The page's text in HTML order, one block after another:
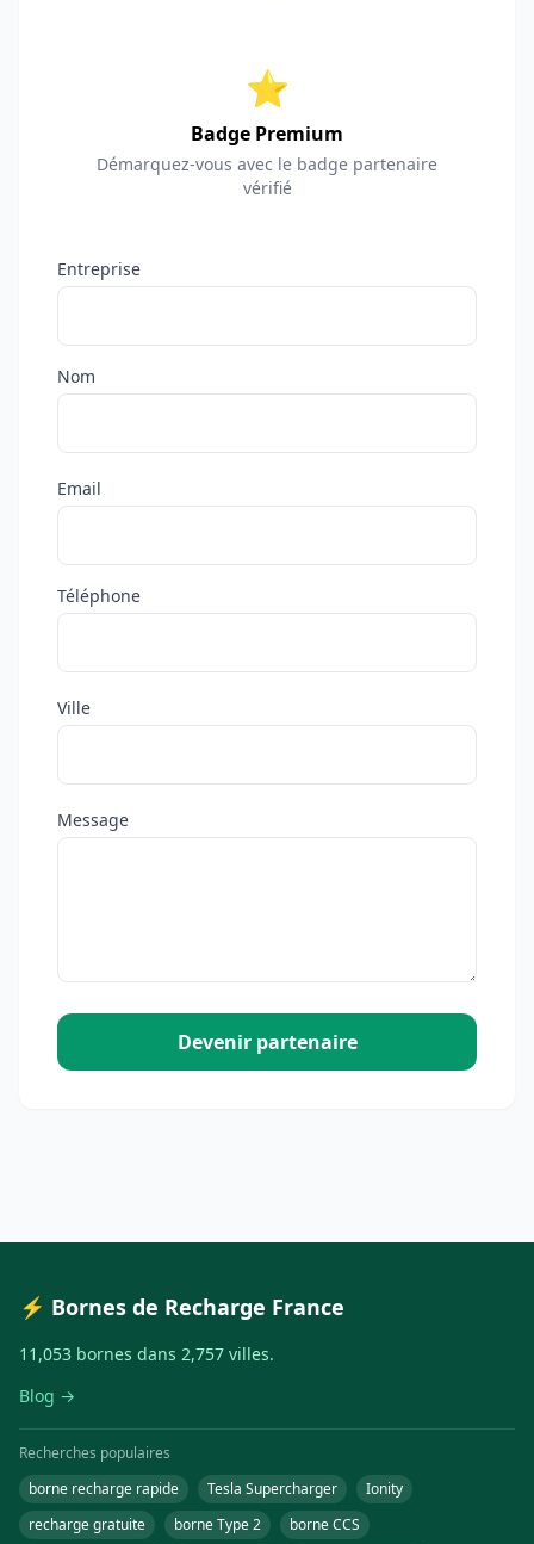
⭐
Badge Premium
Démarquez-vous avec le badge partenaire
vérifié
Entreprise
Nom
Email
Téléphone
Ville
Message
Devenir partenaire
⚡ Bornes de Recharge France
11,053 bornes dans 2,757 villes.
Blog →
Recherches populaires
borne recharge rapide
Tesla Supercharger
Ionity
recharge gratuite
borne Type 2
borne CCS